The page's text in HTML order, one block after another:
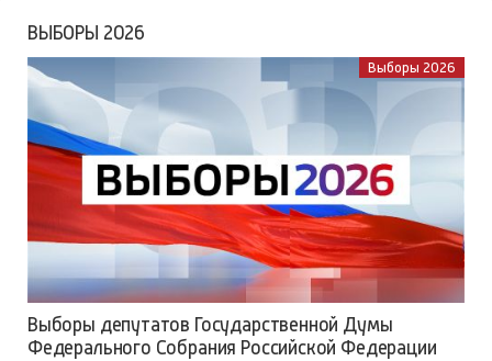
ВЫБОРЫ 2026
Выборы 2026
Выборы депутатов Государственной Думы
Федерального Собрания Российской Федерации